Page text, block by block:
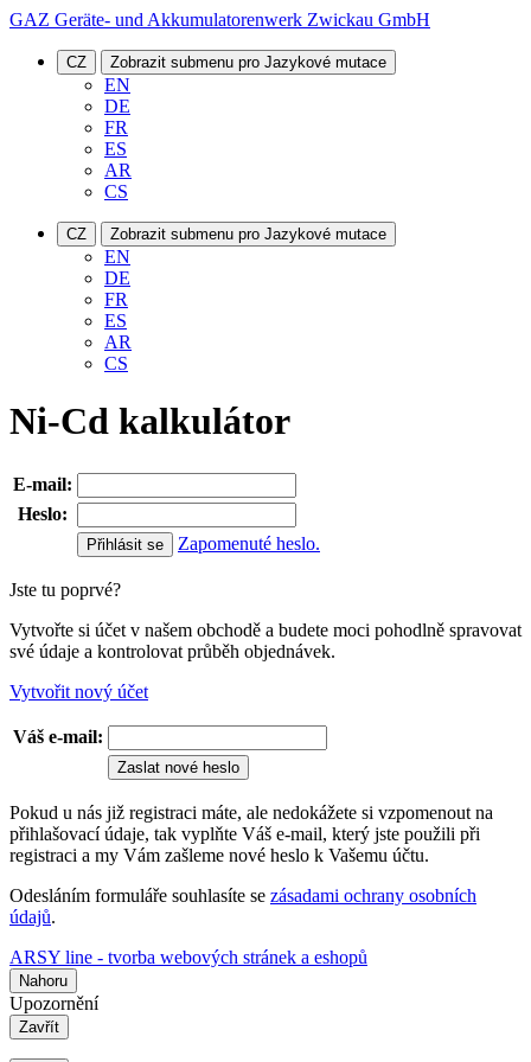
GAZ Geräte- und Akkumulatorenwerk Zwickau GmbH
CZ Zobrazit submenu pro Jazykové mutace
EN
DE
FR
ES
AR
CS
CZ Zobrazit submenu pro Jazykové mutace
EN
DE
FR
ES
AR
CS
Ni-Cd kalkulátor
E-mail:
Heslo:
Zapomenuté heslo.
Jste tu poprvé?
Vytvořte si účet v našem obchodě a budete moci pohodlně spravovat
své údaje a kontrolovat průběh objednávek.
Vytvořit nový účet
Váš e-mail:
Zaslat nové heslo
Pokud u nás již registraci máte, ale nedokážete si vzpomenout na
přihlašovací údaje, tak vyplňte Váš e-mail, který jste použili při
registraci a my Vám zašleme nové heslo k Vašemu účtu.
Odesláním formuláře souhlasíte se zásadami ochrany osobních
údajů.
ARSY line - tvorba webových stránek a eshopů
Nahoru
Upozornění
Zavřít